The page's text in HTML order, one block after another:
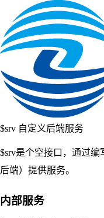
$srv 自定义后端服务
$srv是个空接口，通过
后端）提供服务。
内部服务